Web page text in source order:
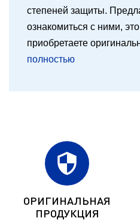
степеней защиты.
ознакомиться с ними,
приобретаете
полностью
security
ОРИГИНАЛЬНАЯ
ПРОДУКЦИЯ